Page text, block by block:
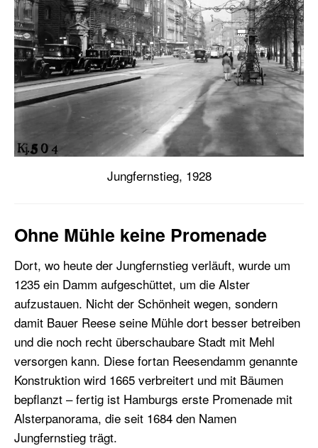
Jungfernstieg, 1928
Ohne Mühle keine Promenade
Dort, wo heute der Jungfernstieg verläuft, wurde um
1235 ein Damm aufgeschüttet, um die Alster
aufzustauen. Nicht der Schönheit wegen, sondern
damit Bauer Reese seine Mühle dort besser betreiben
und die noch recht überschaubare Stadt mit Mehl
versorgen kann. Diese fortan Reesendamm genannte
Konstruktion wird 1665 verbreitert und mit Bäumen
bepflanzt – fertig ist Hamburgs erste Promenade mit
Alsterpanorama, die seit 1684 den Namen
Jungfernstieg trägt.